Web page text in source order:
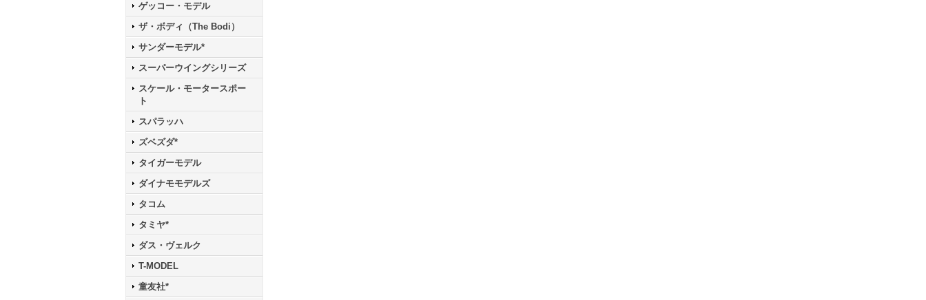
ゲッコー・モデル
ザ・ボディ（The Bodi）
サンダーモデル*
スーパーウイングシリーズ
スケール・モータースポー
ト
スパラッハ
ズベズダ*
タイガーモデル
ダイナモモデルズ
タコム
タミヤ*
ダス・ヴェルク
T-MODEL
童友社*